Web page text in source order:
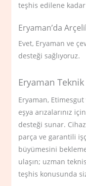
teşhis edilene
Eryaman’da
Evet, Eryaman ve
desteği sağlıyoruz.
Eryaman Teknik
Eryaman,
eşya arızalarınız
desteği sunar.
parça ve garantili
büyümesini
ulaşın; uzman
teşhis konusunda